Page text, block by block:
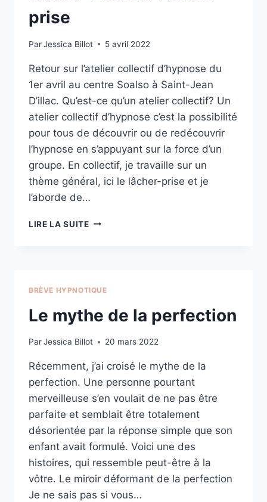
prise
ParJessica Billot 5 avril 2022
Retour sur l’atelier collectif d’hypnose du
1er avril au centre Soalso à Saint-Jean
D’illac. Qu’est-ce qu’un atelier collectif? Un
atelier collectif d’hypnose c’est la possibilité
pour tous de découvrir ou de redécouvrir
l’hypnose en s’appuyant sur la force d’un
groupe. En collectif, je travaille sur un
thème général, ici le lâcher-prise et je
l’aborde de…
LIRE LA SUITEATELIER
BRÈVE HYPNOTIQUE
Le mythe de la perfection
ParJessica Billot 20 mars 2022
Récemment, j’ai croisé le mythe de la
perfection. Une personne pourtant
merveilleuse s’en voulait de ne pas être
parfaite et semblait être totalement
désorientée par la réponse simple que son
enfant avait formulé. Voici une des
histoires, qui ressemble peut-être à la
vôtre. Le miroir déformant de la perfection
Je ne sais pas si vous…